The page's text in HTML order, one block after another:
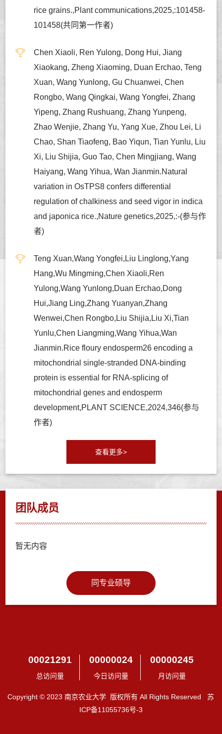
rice grains.,Plant communications,2025,:101458-
101458(共同第一作者)
Chen Xiaoli, Ren Yulong, Dong Hui, Jiang
Xiaokang, Zheng Xiaoming, Duan Erchao, Teng
Xuan, Wang Yunlong, Gu Chuanwei, Chen
Rongbo, Wang Qingkai, Wang Yongfei, Zhang
Yipeng, Zhang Rushuang, Zhang Yunpeng,
Zhao Wenjie, Zhang Yu, Yang Xue, Zhou Lei, Li
Chao, Shan Tiaofeng, Bao Yiqun, Tian Yunlu, Liu
Xi, Liu Shijia, Guo Tao, Chen Mingjiang, Wang
Haiyang, Wang Yihua, Wan Jianmin.Natural
variation in OsTPS8 confers differential
regulation of chalkiness and seed vigor in indica
and japonica rice.,Nature genetics,2025,:-(参与作
者)
Teng Xuan,Wang Yongfei,Liu Linglong,Yang
Hang,Wu Mingming,Chen Xiaoli,Ren
Yulong,Wang Yunlong,Duan Erchao,Dong
Hui,Jiang Ling,Zhang Yuanyan,Zhang
Wenwei,Chen Rongbo,Liu Shijia,Liu Xi,Tian
Yunlu,Chen Liangming,Wang Yihua,Wan
Jianmin.Rice floury endosperm26 encoding a
mitochondrial single-stranded DNA-binding
protein is essential for RNA-splicing of
mitochondrial genes and endosperm
development,PLANT SCIENCE,2024,346(参与
作者)
查看更多>
团队成员
暂无内容
同专业硕导
00021291
总访问量
00000024
今日访问量
00000245
月访问量
Copyright © 2023 南京农业大学 版权所有 All Rights Reserved 苏
ICP备11055736号-3